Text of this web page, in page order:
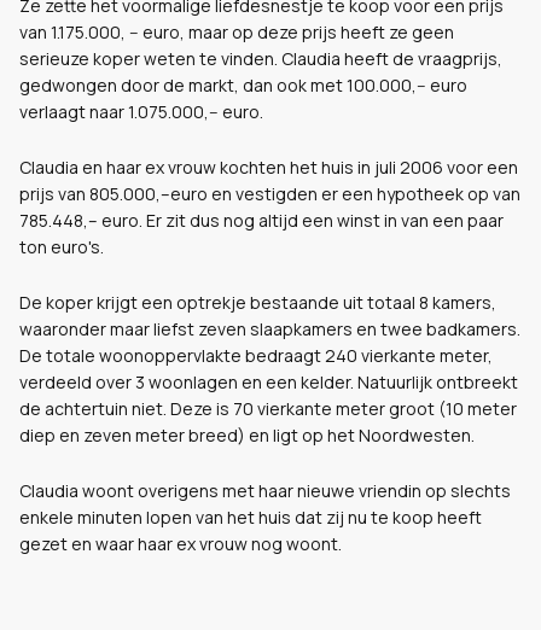
Ze zette het voormalige liefdesnestje te koop voor een prijs
van 1.175.000, -- euro, maar op deze prijs heeft ze geen
serieuze koper weten te vinden. Claudia heeft de vraagprijs,
gedwongen door de markt, dan ook met 100.000,-- euro
verlaagt naar 1.075.000,-- euro.
Claudia en haar ex vrouw kochten het huis in juli 2006 voor een
prijs van 805.000,–euro en vestigden er een hypotheek op van
785.448,– euro. Er zit dus nog altijd een winst in van een paar
ton euro's.
De koper krijgt een optrekje bestaande uit totaal 8 kamers,
waaronder maar liefst zeven slaapkamers en twee badkamers.
De totale woonoppervlakte bedraagt 240 vierkante meter,
verdeeld over 3 woonlagen en een kelder. Natuurlijk ontbreekt
de achtertuin niet. Deze is 70 vierkante meter groot (10 meter
diep en zeven meter breed) en ligt op het Noordwesten.
Claudia woont overigens met haar nieuwe vriendin op slechts
enkele minuten lopen van het huis dat zij nu te koop heeft
gezet en waar haar ex vrouw nog woont.